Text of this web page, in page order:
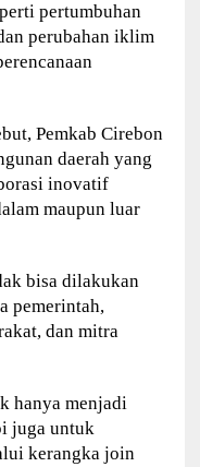
pertumbuhan
perubahan iklim
Pemkab Cirebon
daerah yang
inovatif
maupun luar
bisa dilakukan
pemerintah,
dan mitra
hanya menjadi
juga untuk
kerangka join